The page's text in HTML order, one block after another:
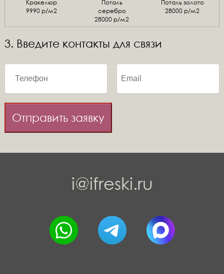
Кракелюр
9990 р/м2
Поталь
серебро
28000 р/м2
Поталь золото
28000 р/м2
3. Введите контакты для связи
Отправить заявку
i@ifreski.ru